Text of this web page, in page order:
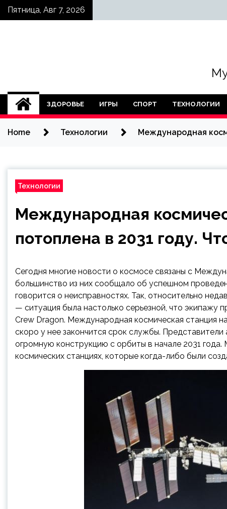
SkipПятница, Авг 7, 2026
ЗДОРОВЬЕ ИГРЫ СПОРТ ТЕХНОЛОГИИ
Home Технологии Международная
Технологии
Международная
потоплена в 2031 году.
Сегодня многие новости о космосе связаны с
большинство из них сообщало об успешном
говорится о неисправностях. Так, относительно
— ситуация была настолько серьезной, что экипажу
Crew Dragon. Международная космическая станция
скоро у нее закончится срок службы.
огромную конструкцию с орбиты в начале 2031
космических станциях, которые когда-либо были